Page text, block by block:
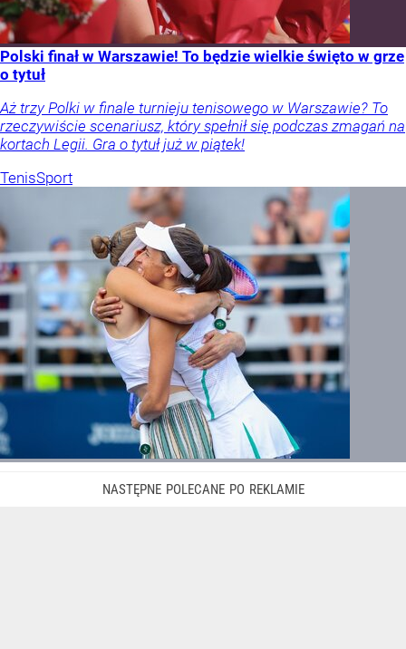
Polski finał w Warszawie! To będzie wielkie święto w grze
o tytuł
Aż trzy Polki w finale turnieju tenisowego w Warszawie? To
rzeczywiście scenariusz, który spełnił się podczas zmagań na
kortach Legii. Gra o tytuł już w piątek!
TenisSport